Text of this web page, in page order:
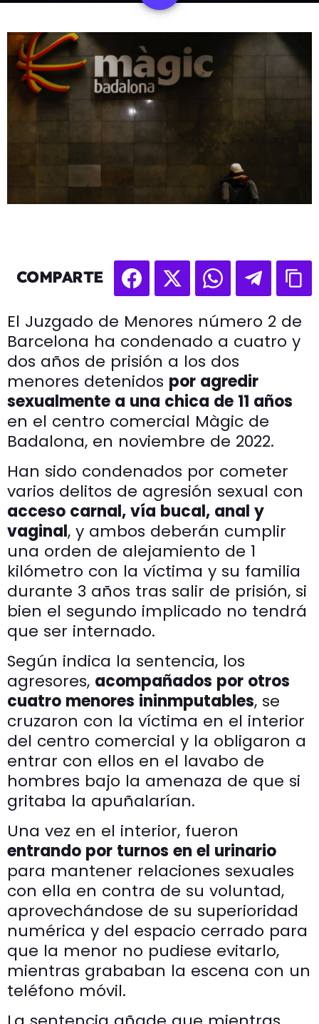
COMPARTE
El Juzgado de Menores número 2 de
Barcelona ha condenado a cuatro y
dos años de prisión a los dos
menores detenidos por agredir
sexualmente a una chica de 11 años
en el centro comercial Màgic de
Badalona, en noviembre de 2022.
Han sido condenados por cometer
varios delitos de agresión sexual con
acceso carnal, vía bucal, anal y
vaginal, y ambos deberán cumplir
una orden de alejamiento de 1
kilómetro con la víctima y su familia
durante 3 años tras salir de prisión, si
bien el segundo implicado no tendrá
que ser internado.
Según indica la sentencia, los
agresores, acompañados por otros
cuatro menores ininmputables, se
cruzaron con la víctima en el interior
del centro comercial y la obligaron a
entrar con ellos en el lavabo de
hombres bajo la amenaza de que si
gritaba la apuñalarían.
Una vez en el interior, fueron
entrando por turnos en el urinario
para mantener relaciones sexuales
con ella en contra de su voluntad,
aprovechándose de su superioridad
numérica y del espacio cerrado para
que la menor no pudiese evitarlo,
mientras grababan la escena con un
teléfono móvil.